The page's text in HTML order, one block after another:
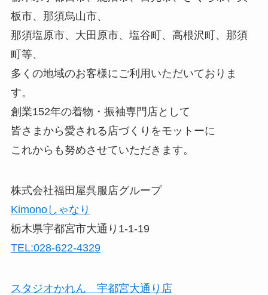
板市、那須烏山市、
那須塩原市、大田原市、塩谷町、高根沢町、那須
町等、
多くの地域のお客様にご利用いただいておりま
す。
創業152年の着物・振袖専門店として
皆さまから愛される店づくりをモットーに
これからも努めさせていただきます。
株式会社福田屋呉服店グループ
Kimonoしゃなり
栃木県宇都宮市大通り1-1-19
TEL:028-622-4329
スタジオかれん 宇都宮大通り店